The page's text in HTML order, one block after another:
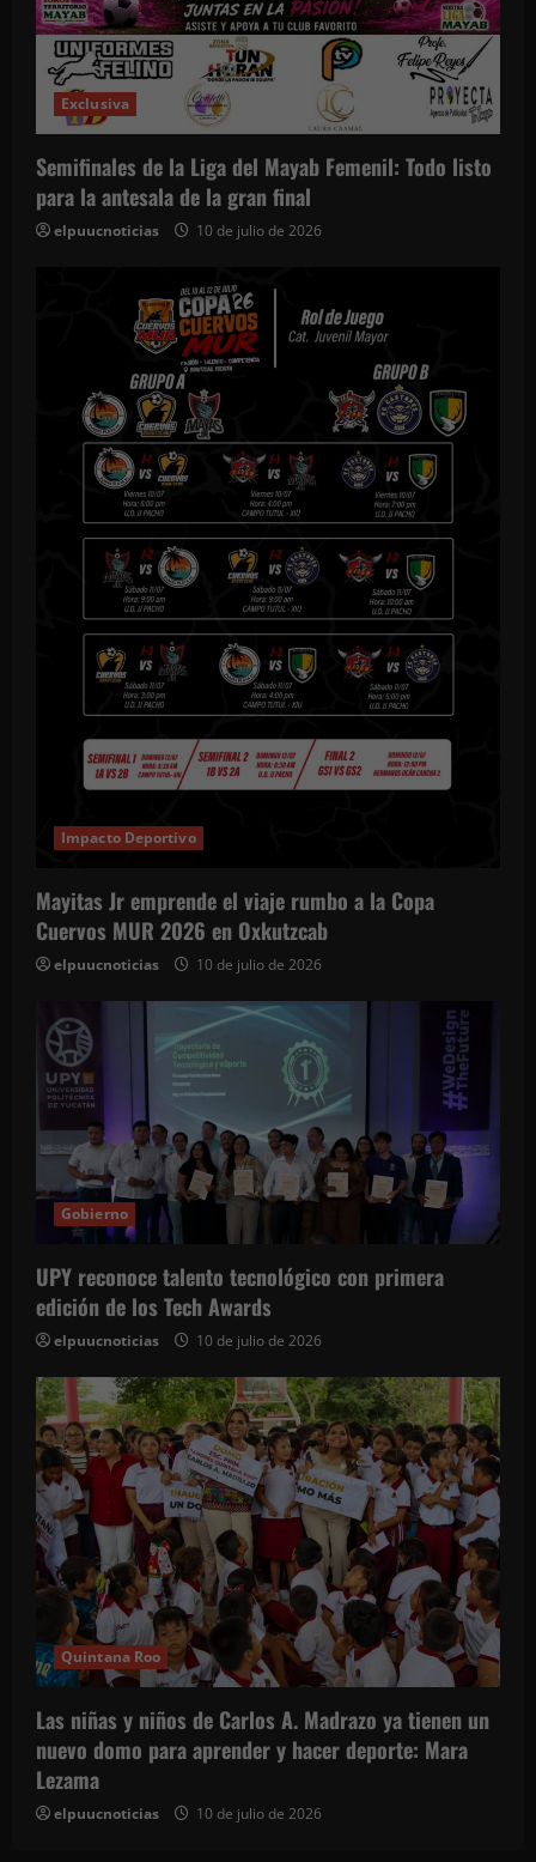
Exclusiva
Semifinales de la Liga del Mayab Femenil: Todo listo
para la antesala de la gran final
elpuucnoticias 10 de julio de 2026
Impacto Deportivo
Mayitas Jr emprende el viaje rumbo a la Copa
Cuervos MUR 2026 en Oxkutzcab
elpuucnoticias 10 de julio de 2026
Gobierno
UPY reconoce talento tecnológico con primera
edición de los Tech Awards
elpuucnoticias 10 de julio de 2026
Quintana Roo
Las niñas y niños de Carlos A. Madrazo ya tienen un
nuevo domo para aprender y hacer deporte: Mara
Lezama
elpuucnoticias 10 de julio de 2026